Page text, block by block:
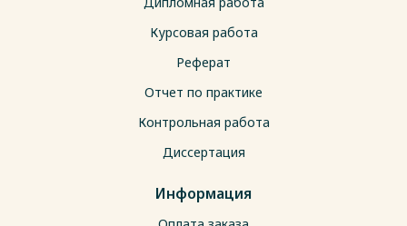
Курсовая работа
Реферат
Отчет по практике
Контрольная работа
Диссертация
Информация